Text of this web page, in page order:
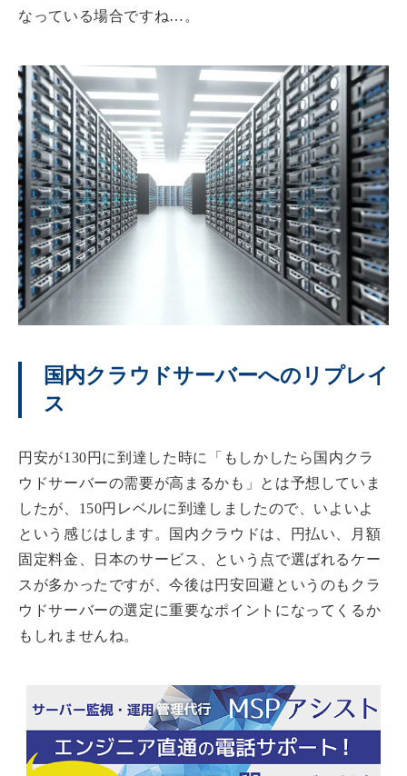
なっている場合ですね…。
国内クラウドサーバーへのリプレイ
ス
円安が130円に到達した時に「もしかしたら国内クラ
ウドサーバーの需要が高まるかも」とは予想していま
したが、150円レベルに到達しましたので、いよいよ
という感じはします。国内クラウドは、円払い、月額
固定料金、日本のサービス、という点で選ばれるケー
スが多かったですが、今後は円安回避というのもクラ
ウドサーバーの選定に重要なポイントになってくるか
もしれませんね。